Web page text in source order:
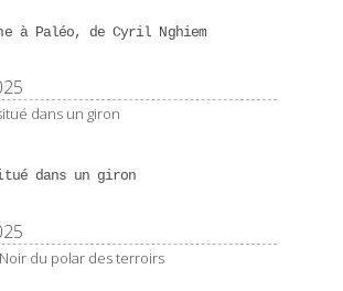
à Paléo, de Cyril Nghiem
dans un giron